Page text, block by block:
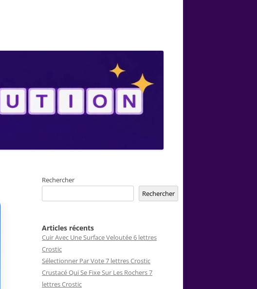
Rechercher
Rechercher
Articles récents
Cuir Avec Une Surface Veloutée 6 lettres
Crostic
Sélectionner Par Vote 7 lettres Crostic
Crustacé Qui Se Fixe Sur Les Rochers 7
lettres Crostic